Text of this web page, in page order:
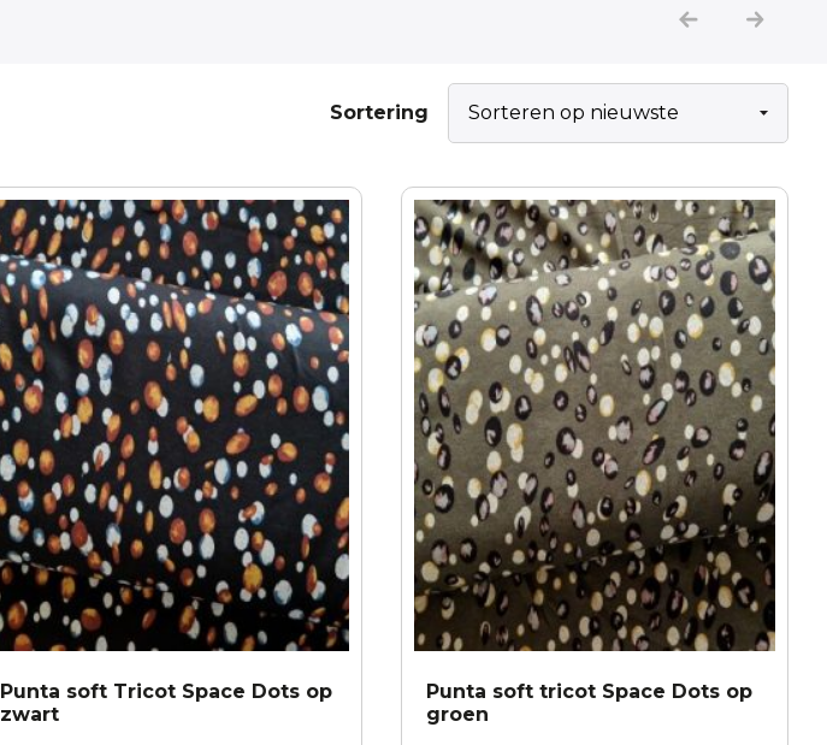
Sortering
Punta soft Tricot Space Dots op
zwart
Punta soft tricot Space Dots op
groen